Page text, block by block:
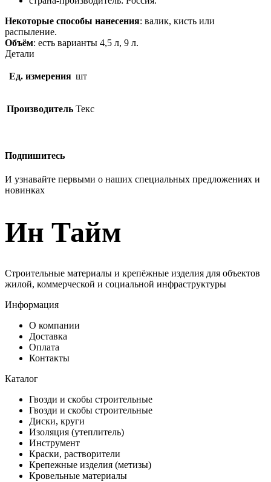
Некоторые способы нанесения: валик, кисть или
распыление.
Объём: есть варианты 4,5 л, 9 л.
Детали
Ед. измерения шт
Производитель Текс
Подпишитесь
И узнавайте первыми о наших специальных предложениях и
новинках
Ин Тайм
Строительные материалы и крепёжные изделия для объектов
жилой, коммерческой и социальной инфраструктуры
Информация
О компании
Доставка
Оплата
Контакты
Каталог
Гвозди и скобы строительные
Гвозди и скобы строительные
Диски, круги
Изоляция (утеплитель)
Инструмент
Краски, растворители
Крепежные изделия (метизы)
Кровельные материалы